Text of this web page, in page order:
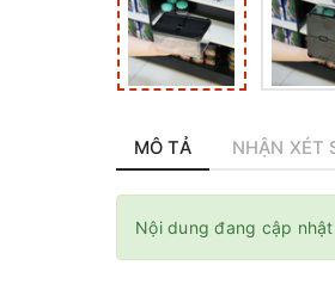
MÔ TẢ NHẬN XÉT
Nội dung đang cập